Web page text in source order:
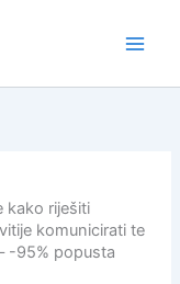
kako riješiti
komunicirati te
-95% popusta